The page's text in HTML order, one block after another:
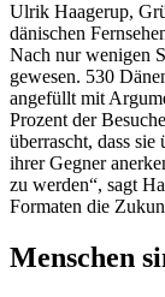
Ulrik Haagerup,
dänischen
Nach nur wenigen
gewesen. 530
angefüllt mit
Prozent der
überrascht, dass
ihrer Gegner
zu werden“, sagt
Formaten die
Menschen